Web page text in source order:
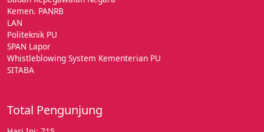
Kemen. PANRB
LAN
Politeknik PU
SPAN Lapor
Whistleblowing System Kementerian PU
SITABA
Total Pengunjung